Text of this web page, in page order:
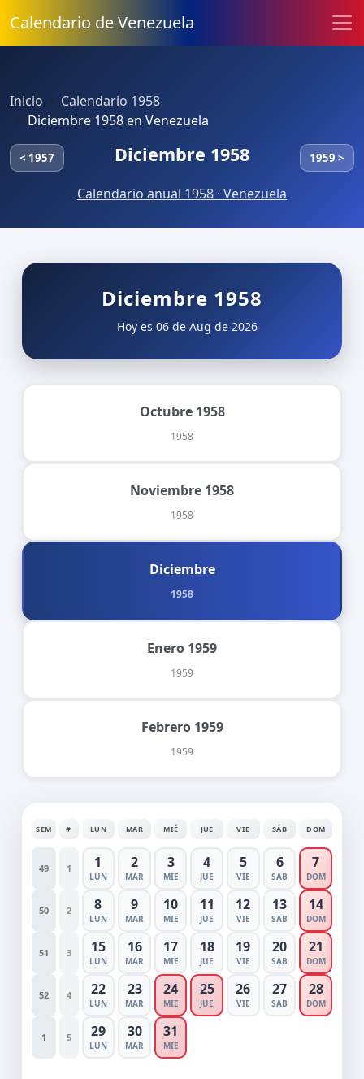
Calendario de Venezuela
Inicio
Calendario 1958
Diciembre 1958 en Venezuela
< 1957 Diciembre 1958 1959 >
Calendario anual 1958 · Venezuela
Diciembre 1958
Hoy es 06 de Aug de 2026
Octubre 1958
1958
Noviembre 1958
1958
Diciembre
1958
Enero 1959
1959
Febrero 1959
1959
SEM # LUN MAR MIÉ JUE VIE SÁB DOM
49 1 1
LUN
2
MAR
3
MIE
4
JUE
5
VIE
6
SAB
7
DOM
50 2 8
LUN
9
MAR
10
MIE
11
JUE
12
VIE
13
SAB
14
DOM
51 3 15
LUN
16
MAR
17
MIE
18
JUE
19
VIE
20
SAB
21
DOM
52 4 22
LUN
23
MAR
24
MIE
25
JUE
26
VIE
27
SAB
28
DOM
1 5 29
LUN
30
MAR
31
MIE